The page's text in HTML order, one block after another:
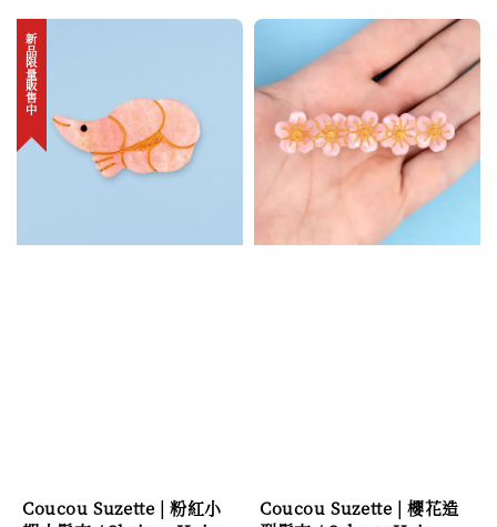
新品限量販售中
Coucou Suzette | 粉紅小
Coucou Suzette | 櫻花造